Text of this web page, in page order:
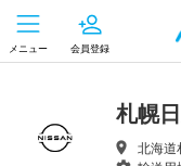
メニュー 会員登録
札幌
北海道